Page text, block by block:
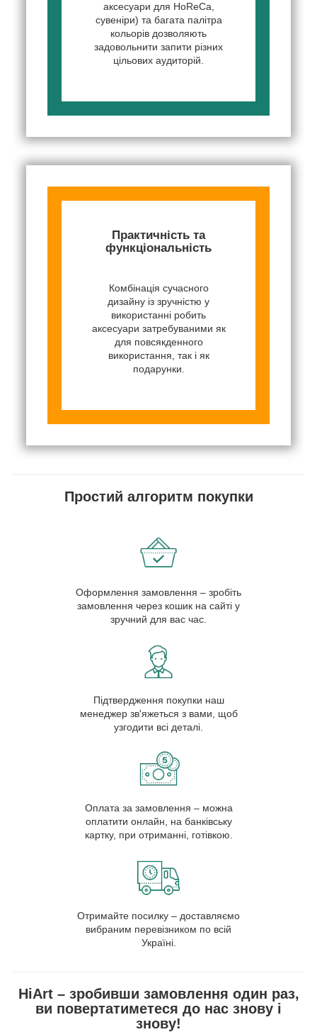
аксесуари для HoReCa,
сувеніри) та багата палітра
кольорів дозволяють
задовольнити запити різних
цільових аудиторій.
Практичність та
функціональність
Комбінація сучасного
дизайну із зручністю у
використанні робить
аксесуари затребуваними як
для повсякденного
використання, так і як
подарунки.
Простий алгоритм покупки
Оформлення замовлення – зробіть
замовлення через кошик на сайті у
зручний для вас час.
Підтвердження покупки наш
менеджер зв'яжеться з вами, щоб
узгодити всі деталі.
Оплата за замовлення – можна
оплатити онлайн, на банківську
картку, при отриманні, готівкою.
Отримайте посилку – доставляємо
вибраним перевізником по всій
Україні.
HiArt – зробивши замовлення один раз,
ви повертатиметеся до нас знову і
знову!